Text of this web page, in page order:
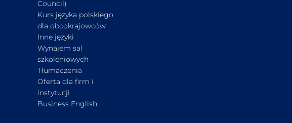
Council)
Kurs języka polskiego
dla obcokrajowców
Inne języki
Wynajem sal
szkoleniowych
Tłumaczenia
Oferta dla firm i
instytucji
Business English